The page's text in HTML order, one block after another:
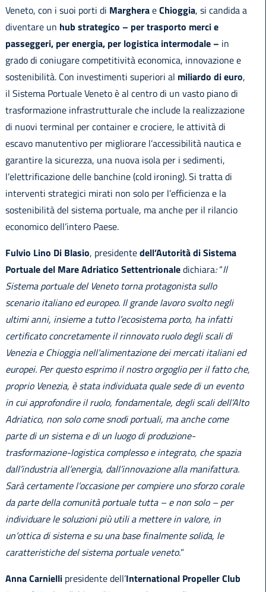
Veneto, con i suoi porti di MargheraeChioggia, si candida a
diventare un hub strategico – per trasporto merci e
passeggeri, per energia, per logistica intermodale – in
grado di coniugare competitività economica, innovazione e
sostenibilità. Con investimenti superiori al miliardo di euro,
il Sistema Portuale Veneto è al centro di un vasto piano di
trasformazione infrastrutturale che include la realizzazione
di nuovi terminal per container e crociere, le attività di
escavo manutentivo per migliorare l’accessibilità nautica e
garantire la sicurezza, una nuova isola per i sedimenti,
l’elettrificazione delle banchine (cold ironing). Si tratta di
interventi strategici mirati non solo per l’efficienza e la
sostenibilità del sistema portuale, ma anche per il rilancio
economico dell’intero Paese.
Fulvio Lino Di Blasio, presidentedell’Autorità di Sistema
Portuale del Mare Adriatico Settentrionaledichiara:“Il
Sistema portuale del Veneto torna protagonista sullo
scenario italiano ed europeo. Il grande lavoro svolto negli
ultimi anni, insieme a tutto l’ecosistema porto, ha infatti
certificato concretamente il rinnovato ruolo degli scali di
Venezia e Chioggia nell’alimentazione dei mercati italiani ed
europei. Per questo esprimo il nostro orgoglio per il fatto che,
proprio Venezia, è stata individuata quale sede di un evento
in cui approfondire il ruolo, fondamentale, degli scali dell’Alto
Adriatico, non solo come snodi portuali, ma anche come
parte di un sistema e di un luogo di produzione-
trasformazione-logistica complesso e integrato, che spazia
dall’industria all’energia, dall’innovazione alla manifattura.
Sarà certamente l’occasione per compiere uno sforzo corale
da parte della comunità portuale tutta – e non solo – per
individuare le soluzioni più utili a mettere in valore, in
un’ottica di sistema e su una base finalmente solida, le
caratteristiche del sistema portuale veneto.”
Anna Carniellipresidente dell’International Propeller Club